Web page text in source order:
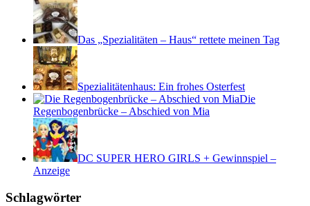
Das „Spezialitäten – Haus“ rettete meinen Tag
Spezialitätenhaus: Ein frohes Osterfest
Die
Regenbogenbrücke – Abschied von Mia
DC SUPER HERO GIRLS + Gewinnspiel –
Anzeige
Schlagwörter